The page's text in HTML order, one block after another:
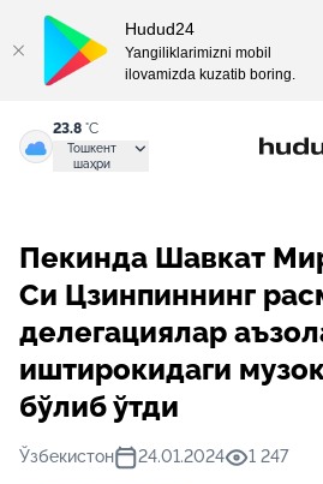
23.8 °C
Тошкент
шаҳри
Пекинда Шавкат
Си Цзинпиннинг
делегациялар
иштирокидаги
бўлиб ўтди
Ўзбекистон 24.01.2024 1 247
Hudud24
Yangiliklarimizni mobil
ilovamizda kuzatib boring.